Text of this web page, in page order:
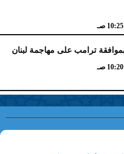
10:25 صـ
بموافقة ترامب على مهاجمة لبنان
10:20 صـ